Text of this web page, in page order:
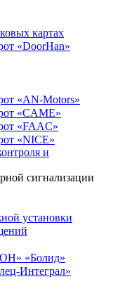
картах
«DoorHan»
«AN-Motors»
«CAME»
«FAAC»
«NICE»
и
сигнализации
установки
«Болид»
Интеграл»